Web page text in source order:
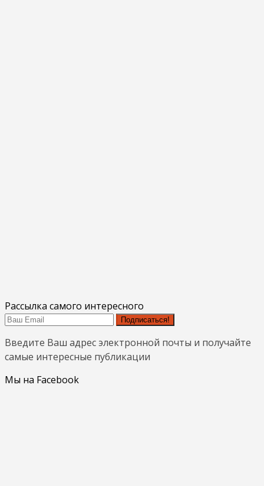
Рассылка самого интересного
Подписаться!
Введите Ваш адрес электронной почты и получайте
самые интересные публикации
Мы на Facebook